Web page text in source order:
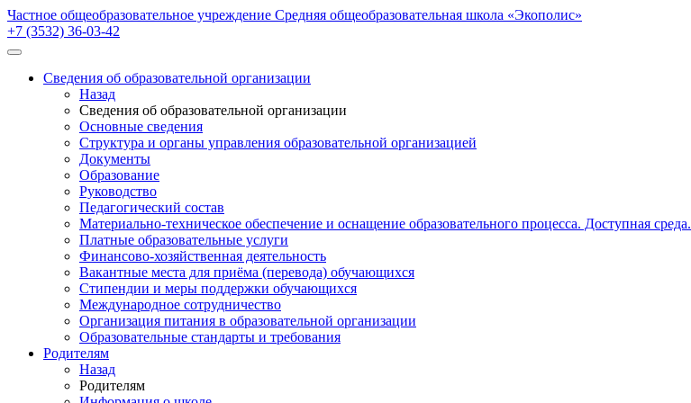
Частное общеобразовательное учреждение Средняя общеобразовательная школа «Экополис»
+7 (3532) 36-03-42
Сведения об образовательной организации
Назад
Сведения об образовательной организации
Основные сведения
Структура и органы управления образовательной организацией
Документы
Образование
Руководство
Педагогический состав
Материально-техническое обеспечение и оснащение образовательного процесса. Доступная среда.
Платные образовательные услуги
Финансово-хозяйственная деятельность
Вакантные места для приёма (перевода) обучающихся
Стипендии и меры поддержки обучающихся
Международное сотрудничество
Организация питания в образовательной организации
Образовательные стандарты и требования
Родителям
Назад
Родителям